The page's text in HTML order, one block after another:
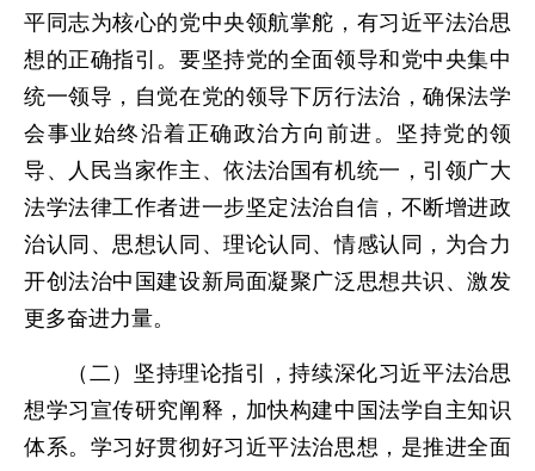
平同志为核心的党中央领航掌舵，有习近平法治思
想的正确指引。要坚持党的全面领导和党中央集中
统一领导，自觉在党的领导下厉行法治，确保法学
会事业始终沿着正确政治方向前进。坚持党的领
导、人民当家作主、依法治国有机统一，引领广大
法学法律工作者进一步坚定法治自信，不断增进政
治认同、思想认同、理论认同、情感认同，为合力
开创法治中国建设新局面凝聚广泛思想共识、激发
更多奋进力量。
（二）坚持理论指引，持续深化习近平法治思
想学习宣传研究阐释，加快构建中国法学自主知识
体系。学习好贯彻好习近平法治思想，是推进全面